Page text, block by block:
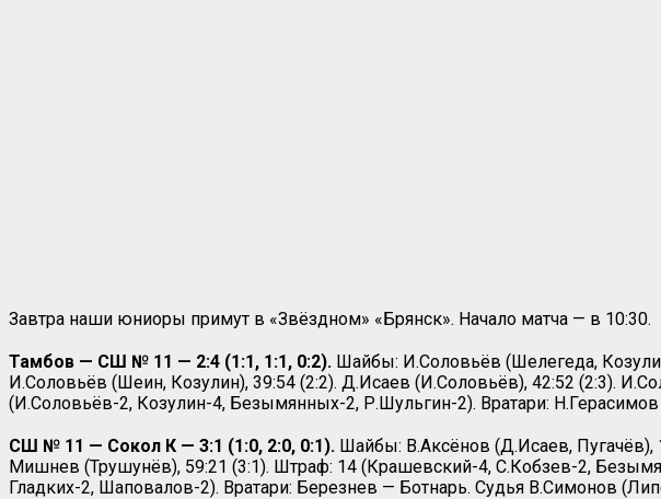
Завтра наши юниоры примут в «Звёздном» «Брянск». Начало матча — в 10:30.
Тамбов — СШ № 11 — 2:4 (1:1, 1:1, 0:2). Шайбы: И.Соловьёв (Шелегеда,
И.Соловьёв (Шеин, Козулин), 39:54 (2:2). Д.Исаев (И.Соловьёв), 42:52 (2:3).
(И.Соловьёв-2, Козулин-4, Безымянных-2, Р.Шульгин-2). Вратари:
СШ № 11 — Сокол К — 3:1 (1:0, 2:0, 0:1). Шайбы: В.Аксёнов (Д.Исаев, Пугачёв),
Мишнев (Трушунёв), 59:21 (3:1). Штраф: 14 (Крашевский-4, С.Кобзев-2,
Гладких-2, Шаповалов-2). Вратари: Березнев — Ботнарь. Судья В.Симонов